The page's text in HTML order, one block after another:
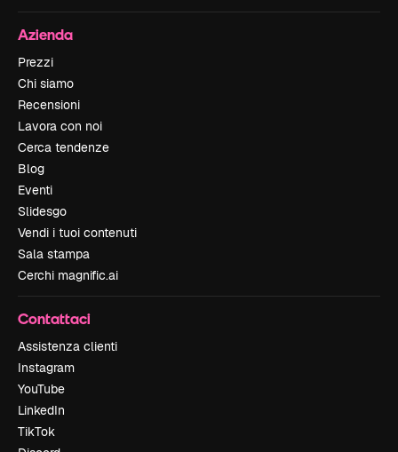
Azienda
Prezzi
Chi siamo
Recensioni
Lavora con noi
Cerca tendenze
Blog
Eventi
Slidesgo
Vendi i tuoi contenuti
Sala stampa
Cerchi magnific.ai
Contattaci
Assistenza clienti
Instagram
YouTube
LinkedIn
TikTok